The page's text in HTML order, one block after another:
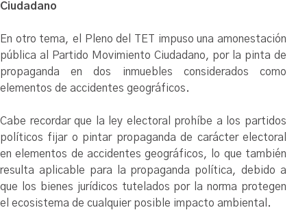
Ciudadano
En otro tema, el Pleno del TET impuso una amonestación
pública al Partido Movimiento Ciudadano, por la pinta de
propaganda en dos inmuebles considerados como
elementos de accidentes geográficos.
Cabe recordar que la ley electoral prohíbe a los partidos
políticos fijar o pintar propaganda de carácter electoral
en elementos de accidentes geográficos, lo que también
resulta aplicable para la propaganda política, debido a
que los bienes jurídicos tutelados por la norma protegen
el ecosistema de cualquier posible impacto ambiental.